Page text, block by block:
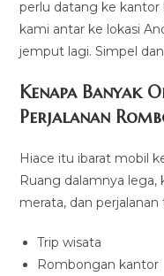
perlu datang ke kantor
kami antar ke lokasi
jemput lagi. Simpel
Kenapa Banyak
Perjalanan
Hiace itu ibarat mobil
Ruang dalamnya lega,
merata, dan
Trip wisata
Rombongan kantor